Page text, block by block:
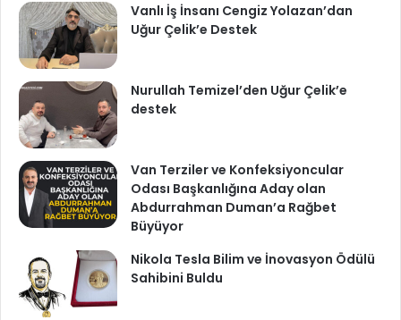
Vanlı İş İnsanı Cengiz Yolazan’dan
Uğur Çelik’e Destek
Nurullah Temizel’den Uğur Çelik’e
destek
Van Terziler ve Konfeksiyoncular
Odası Başkanlığına Aday olan
Abdurrahman Duman’a Rağbet
Büyüyor
Nikola Tesla Bilim ve İnovasyon Ödülü
Sahibini Buldu